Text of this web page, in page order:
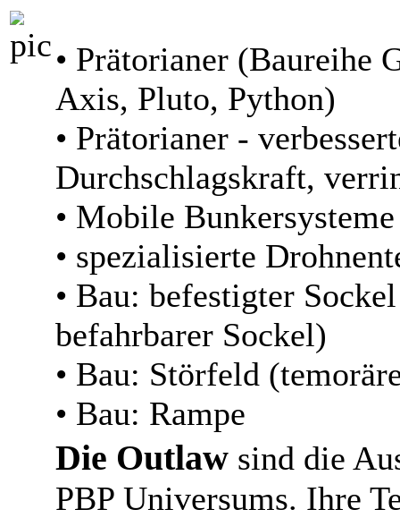
• Prätorianer (Baureihe
Axis, Pluto, Python)
• Prätorianer -
Durchschlagskraft,
• Mobile
• spezialisierte
• Bau: befestigter
befahrbarer Sockel)
• Bau: Störfeld
• Bau: Rampe
Die Outlaw sind die
PBP Universums. Ihre